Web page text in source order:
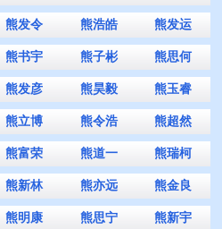
熊发令 熊浩皓 熊发运
熊书宇 熊子彬 熊思何
熊发彦 熊昊毅 熊玉睿
熊立博 熊令浩 熊超然
熊富荣 熊道一 熊瑞柯
熊新林 熊亦远 熊金良
熊明康 熊思宁 熊新宇